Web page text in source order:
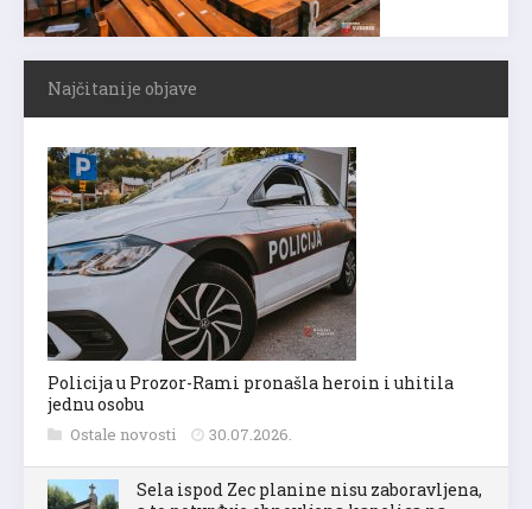
Najčitanije objave
Policija u Prozor-Rami pronašla heroin i uhitila
jednu osobu
Ostale novosti 30.07.2026.
Sela ispod Zec planine nisu zaboravljena,